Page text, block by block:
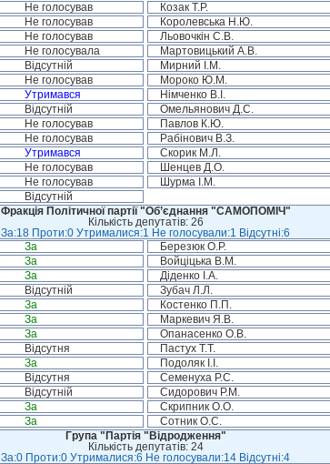
Не голосував Козак Т.Р.
Не голосував Королевська Н.Ю.
Не голосував Льовочкін С.В.
Не голосувала Мартовицький А.В.
Відсутній Мирний І.М.
Не голосував Мороко Ю.М.
Утримався Німченко В.І.
Відсутній Омельянович Д.С.
Не голосував Павлов К.Ю.
Не голосував Рабінович В.З.
Утримався Скорик М.Л.
Не голосував Шенцев Д.О.
Не голосував Шурма І.М.
Відсутній
Фракція Політичної партії "Об’єднання "САМОПОМІЧ"
Кількість депутатів: 26
За:18 Проти:0 Утрималися:1 Не голосували:1 Відсутні:6
За Березюк О.Р.
За Войціцька В.М.
За Діденко І.А.
Відсутній Зубач Л.Л.
За Костенко П.П.
За Маркевич Я.В.
За Опанасенко О.В.
Відсутня Пастух Т.Т.
За Подоляк І.І.
Відсутня Семенуха Р.С.
Відсутній Сидорович Р.М.
За Скрипник О.О.
За Сотник О.С.
Група "Партія "Відродження"
Кількість депутатів: 24
За:0 Проти:0 Утрималися:6 Не голосували:14 Відсутні:4